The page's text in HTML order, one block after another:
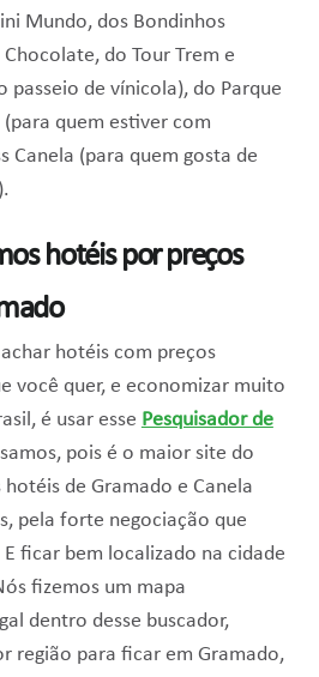
Mundo, dos Bondinhos
do Tour Trem e
passeio de vínicola), do Parque
quem estiver com
Canela (para quem gosta de
hotéis por preços
hotéis com preços
você quer, e economizar muito
é usar esse Pesquisador de
pois é o maior site do
de Gramado e Canela
pela forte negociação que
ficar bem localizado na cidade
fizemos um mapa
dentro desse buscador,
região para ficar em Gramado,